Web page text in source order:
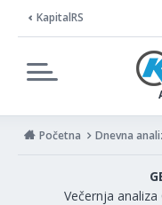
KapitalRS
Početna Dnevna
Večernja